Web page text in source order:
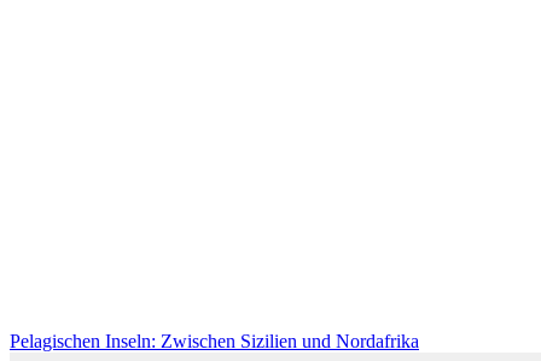
Pelagischen Inseln: Zwischen Sizilien und Nordafrika